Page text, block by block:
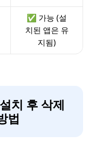
✅ 가능 (설
치된 앱은 유
지됨)
치 후 삭제
법